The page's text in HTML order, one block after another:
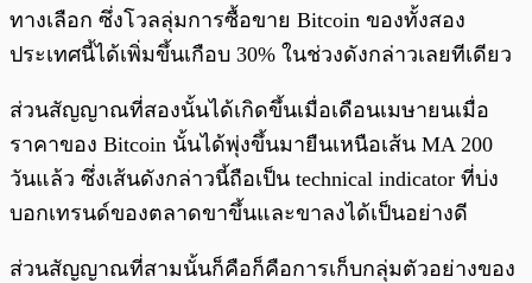
ทางเลือก ซึ่งโวลลุ่มการซื้อขาย Bitcoin ของทั้งสอง
ประเทศนี้ได้เพิ่มขึ้นเกือบ 30% ในช่วงดังกล่าวเลยทีเดียว
ส่วนสัญญาณที่สองนั้นได้เกิดขึ้นเมื่อเดือนเมษายนเมื่อ
ราคาของ Bitcoin นั้นได้พุ่งขึ้นมายืนเหนือเส้น MA 200
วันแล้ว ซึ่งเส้นดังกล่าวนี้ถือเป็น technical indicator ที่บ่ง
บอกเทรนด์ของตลาดขาขึ้นและขาลงได้เป็นอย่างดี
ส่วนสัญญาณที่สามนั้นก็คือก็คือการเก็บกลุ่มตัวอย่างของ